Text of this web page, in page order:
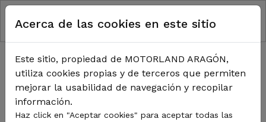
Pasar al contenido principal
RUTA DE NAVEGACIÓN
Inicio Noticias
TODA LA ACTUALIDAD DE
MOTORLAND
Acerca de las cookies en este sitio
Este sitio, propiedad de MOTORLAND ARAGÓN,
utiliza cookies propias y de terceros que permiten
mejorar la usabilidad de navegación y recopilar
información.
Haz click en "Aceptar cookies" para aceptar todas las